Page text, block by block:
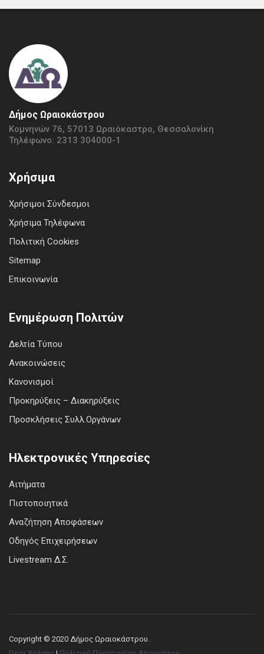
Δήμος Ωραιοκάστρου
Κομνηνών 76, 57013 Ωραιόκαστρο, Θεσσαλονίκη
Τηλέφωνο: 2313 304000-1
Χρήσιμα
Χρήσιμοι Σύνδεσμοι
Χρήσιμα Τηλέφωνα
Πολιτική Cookies
Sitemap
Επικοινωνία
Ενημέρωση Πολιτών
Δελτία Τύπου
Ανακοινώσεις
Κανονισμοί
Προκηρύξεις – Διακηρύξεις
Προσκλήσεις Συλλ.Οργάνων
Ηλεκτρονικές Υπηρεσίες
Αιτήματα
Πιστοποιητικά
Αναζήτηση Αποφάσεων
Οδηγός Επιχειρήσεων
Livestream Δ.Σ.
Copyright © 2020 Δήμος Ωραιοκάστρου.